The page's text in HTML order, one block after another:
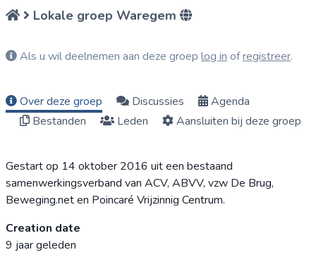
Lokale groep Waregem
Als u wil deelnemen aan deze groep log in ofregistreer.
Over deze groep Discussies
Agenda
Bestanden
Leden Aansluiten bij deze groep
Gestart op 14 oktober 2016 uit een bestaand
samenwerkingsverband van ACV, ABVV, vzw De Brug,
Beweging.net en Poincaré Vrijzinnig Centrum.
Creation date
9 jaar geleden